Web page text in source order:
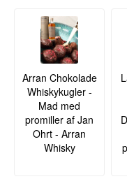
Arran Chokolade
Whiskykugler -
Mad med
promiller af Jan
Ohrt - Arran
Whisky